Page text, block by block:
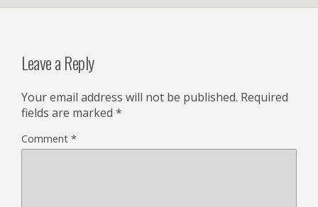
Leave a Reply
Your email address will not be published. Required
fields are marked *
Comment *